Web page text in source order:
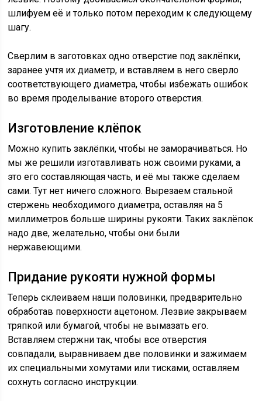
шлифуем её и только потом переходим к следующему
шагу.
Сверлим в заготовках одно отверстие под заклёпки,
заранее учтя их диаметр, и вставляем в него сверло
соответствующего диаметра, чтобы избежать ошибок
во время проделывание второго отверстия.
Изготовление клёпок
Можно купить заклёпки, чтобы не заморачиваться. Но
мы же решили изготавливать нож своими руками, а
это его составляющая часть, и её мы также сделаем
сами. Тут нет ничего сложного. Вырезаем стальной
стержень необходимого диаметра, оставляя на 5
миллиметров больше ширины рукояти. Таких заклёпок
надо две, желательно, чтобы они были
нержавеющими.
Придание рукояти нужной формы
Теперь склеиваем наши половинки, предварительно
обработав поверхности ацетоном. Лезвие закрываем
тряпкой или бумагой, чтобы не вымазать его.
Вставляем стержни так, чтобы все отверстия
совпадали, выравниваем две половинки и зажимаем
их специальными хомутами или тисками, оставляем
сохнуть согласно инструкции.